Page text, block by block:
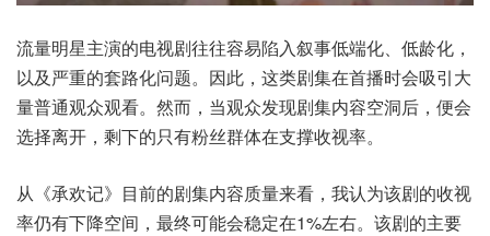
流量明星主演的电视剧往往容易陷入叙事低端化、低龄化，
以及严重的套路化问题。因此，这类剧集在首播时会吸引大
量普通观众观看。然而，当观众发现剧集内容空洞后，便会
选择离开，剩下的只有粉丝群体在支撑收视率。
从《承欢记》目前的剧集内容质量来看，我认为该剧的收视
率仍有下降空间，最终可能会稳定在1%左右。该剧的主要